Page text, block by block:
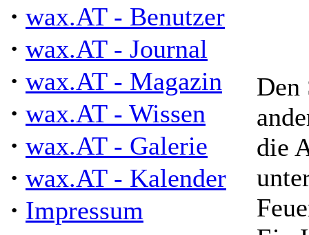
· wax.AT - Benutzer
· wax.AT - Journal
· wax.AT - Magazin
· wax.AT - Wissen
· wax.AT - Galerie
· wax.AT - Kalender
· Impressum
Den
die